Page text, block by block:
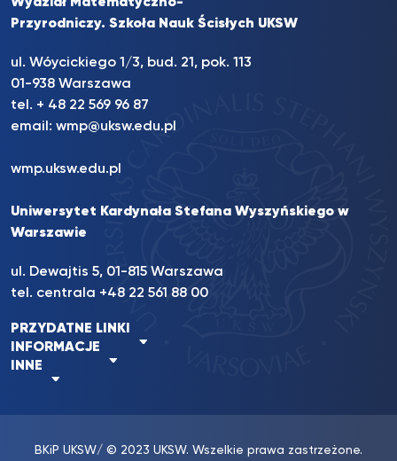
Przyrodniczy. Szkoła Nauk Ścisłych UKSW
ul. Wóycickiego 1/3, bud. 21, pok. 113
01-938 Warszawa
tel. + 48 22 569 96 87
email: wmp@uksw.edu.pl
wmp.uksw.edu.pl
Uniwersytet Kardynała Stefana Wyszyńskiego w
Warszawie
ul. Dewajtis 5, 01-815 Warszawa
tel. centrala +48 22 561 88 00
PRZYDATNE LINKI
INFORMACJE
INNE
BKiP UKSW/ © 2023 UKSW. Wszelkie prawa zastrzeżone.